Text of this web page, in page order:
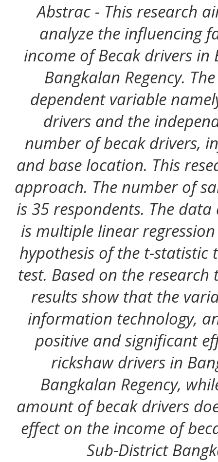
Abstrac - This research
analyze the influencing
income of Becak drivers
Bangkalan Regency.
dependent variable
drivers and the
number of becak drivers,
and base location. This
approach. The number of
is 35 respondents. The
is multiple linear
hypothesis of the t-statistic
test. Based on the
results show that the
information technology,
positive and significant
rickshaw drivers in
Bangkalan Regency,
amount of becak drivers
effect on the income of
Sub-District